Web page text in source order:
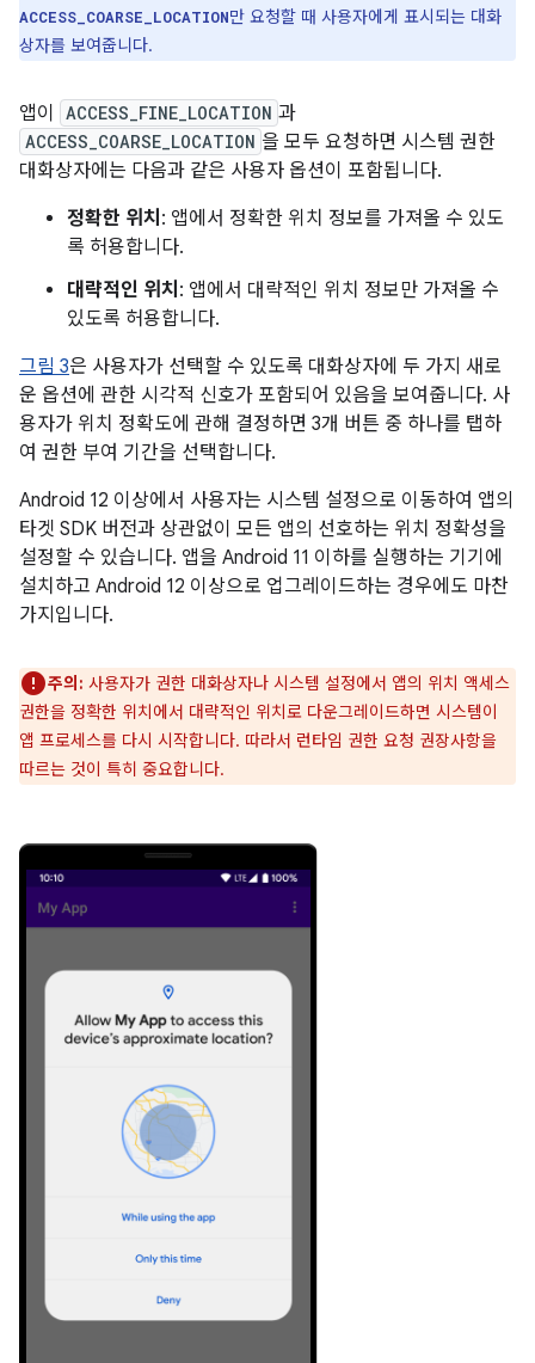
ACCESS_COARSE_LOCATION만 요청할 때 사용자에게 표시되는 대화
상자를 보여줍니다.
앱이 ACCESS_FINE_LOCATION 과
ACCESS_COARSE_LOCATION 을 모두 요청하면 시스템 권한
대화상자에는 다음과 같은 사용자 옵션이 포함됩니다.
정확한 위치 : 앱에서 정확한 위치 정보를 가져올 수 있도
록 허용합니다.
대략적인 위치 : 앱에서 대략적인 위치 정보만 가져올 수
있도록 허용합니다.
그림 3은 사용자가 선택할 수 있도록 대화상자에 두 가지 새로
운 옵션에 관한 시각적 신호가 포함되어 있음을 보여줍니다. 사
용자가 위치 정확도에 관해 결정하면 3개 버튼 중 하나를 탭하
여 권한 부여 기간을 선택합니다.
Android 12 이상에서 사용자는 시스템 설정으로 이동하여 앱의
타겟 SDK 버전과 상관없이 모든 앱의 선호하는 위치 정확성을
설정할 수 있습니다. 앱을 Android 11 이하를 실행하는 기기에
설치하고 Android 12 이상으로 업그레이드하는 경우에도 마찬
가지입니다.
주의: 사용자가 권한 대화상자나 시스템 설정에서 앱의 위치 액세스
권한을 정확한 위치에서 대략적인 위치로 다운그레이드하면 시스템이
앱 프로세스를 다시 시작합니다. 따라서 런타임 권한 요청 권장사항을
따르는 것이 특히 중요합니다.